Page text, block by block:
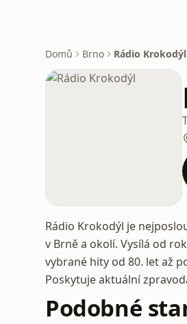
Domů Brno Rádio Krokodýl
Rádio Krokodýl je
v Brně a okolí. Vysílá od
vybrané hity od 80. let až
Poskytuje aktuální
Podobné